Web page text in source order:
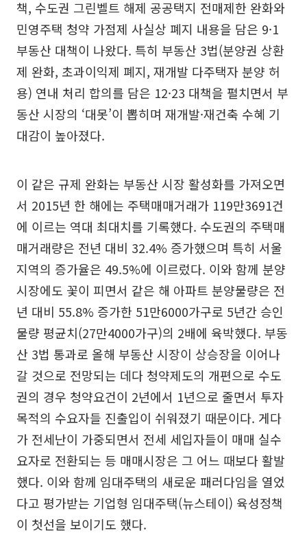
책, 수도권 그린벨트 해제 공공택지 전매제한 완화와
민영주택 청약 가점제 사실상 폐지 내용을 담은 9·1
부동산 대책이 나왔다. 특히 부동산 3법(분양권 상환
제 완화, 초과이익제 폐지, 재개발 다주택자 분양 허
용) 연내 처리 합의를 담은 12·23 대책을 펼치면서 부
동산 시장의 ‘대못’이 뽑히며 재개발·재건축 수혜 기
대감이 높아졌다.
이 같은 규제 완화는 부동산 시장 활성화를 가져오면
서 2015년 한 해에는 주택매매거래가 119만3691건
에 이르는 역대 최대치를 기록했다. 수도권의 주택매
매거래량은 전년 대비 32.4% 증가했으며 특히 서울
지역의 증가율은 49.5%에 이르렀다. 이와 함께 분양
시장에도 꽃이 피면서 같은 해 아파트 분양물량은 전
년 대비 55.8% 증가한 51만6000가구로 5년간 승인
물량 평균치(27만4000가구)의 2배에 육박했다. 부동
산 3법 통과로 올해 부동산 시장이 상승장을 이어나
갈 것으로 전망되는 데다 청약제도의 개편으로 수도
권의 경우 청약요건이 2년에서 1년으로 줄면서 투자
목적의 수요자들 진출입이 쉬워졌기 때문이다. 게다
가 전세난이 가중되면서 전세 세입자들이 매매 실수
요자로 전환되는 등 매매시장은 그 어느 때보다 활발
했다. 이와 함께 임대주택의 새로운 패러다임을 열었
다고 평가받는 기업형 임대주택(뉴스테이) 육성정책
이 첫선을 보이기도 했다.